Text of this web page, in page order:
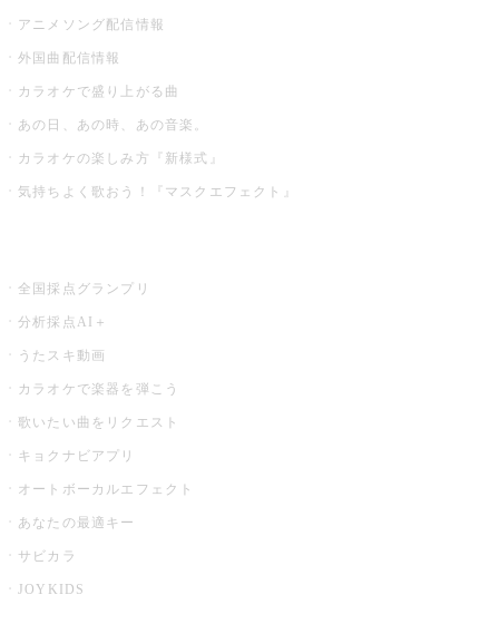
アニメソング配信情報
外国曲配信情報
カラオケで盛り上がる曲
あの日、あの時、あの音楽。
カラオケの楽しみ方『新様式』
気持ちよく歌おう！『マスクエフェクト』
全国採点グランプリ
分析採点AI＋
うたスキ動画
カラオケで楽器を弾こう
歌いたい曲をリクエスト
キョクナビアプリ
オートボーカルエフェクト
あなたの最適キー
サビカラ
JOYKIDS